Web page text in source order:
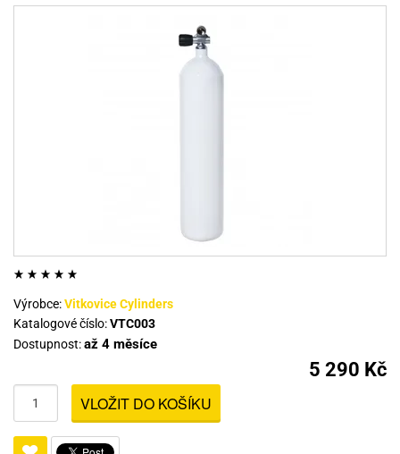
STŘELIVO
Výrobce:Vitkovice Cylinders
Katalogové číslo:VTC003
Dostupnost:až 4 měsíce
5 290 Kč
VLOŽIT DO KOŠÍKU